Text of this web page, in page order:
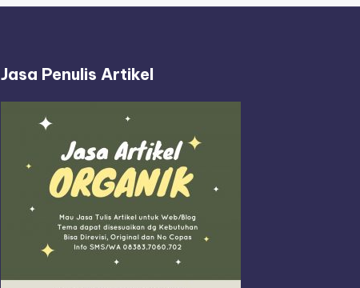
Jasa Penulis Artikel